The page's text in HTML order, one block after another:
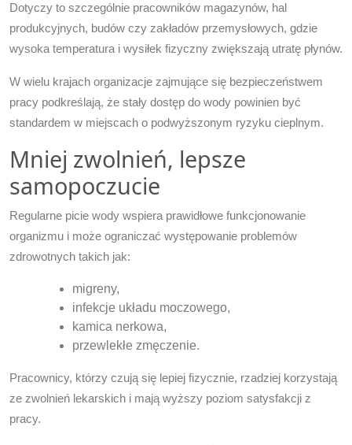
Dotyczy to szczególnie pracowników magazynów, hal
produkcyjnych, budów czy zakładów przemysłowych, gdzie
wysoka temperatura i wysiłek fizyczny zwiększają utratę płynów.
W wielu krajach organizacje zajmujące się bezpieczeństwem
pracy podkreślają, że stały dostęp do wody powinien być
standardem w miejscach o podwyższonym ryzyku cieplnym.
Mniej zwolnień, lepsze
samopoczucie
Regularne picie wody wspiera prawidłowe funkcjonowanie
organizmu i może ograniczać występowanie problemów
zdrowotnych takich jak:
migreny,
infekcje układu moczowego,
kamica nerkowa,
przewlekłe zmęczenie.
Pracownicy, którzy czują się lepiej fizycznie, rzadziej korzystają
ze zwolnień lekarskich i mają wyższy poziom satysfakcji z
pracy.